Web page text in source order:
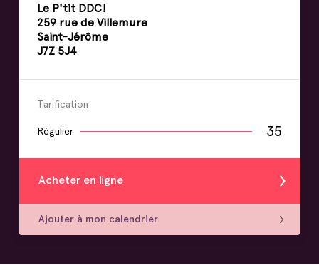
Le P'tit DDC!
259 rue de Villemure
Saint-Jérôme
J7Z 5J4
Tarification
Régulier 35
Acheter en ligne
Ajouter à mon calendrier